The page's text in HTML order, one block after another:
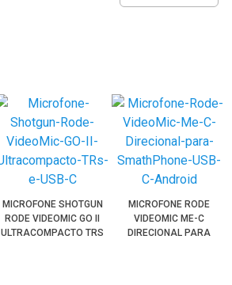
MICROFONE SHOTGUN
RODE VIDEOMIC GO II
ULTRACOMPACTO TRS
MICROFONE RODE
VIDEOMIC ME-C
DIRECIONAL PARA